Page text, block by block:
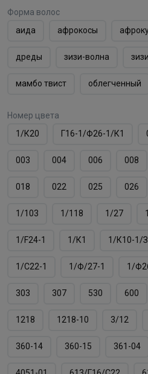
Форма волос
аида
афрокосы
дреды зизи-волна
мамбо твист облегченный
Номер цвета
1/К20
Г16-1/Ф26-1/К1
003 004 006 008
018 022 025 026
1/103 1/118 1/27
1/F24-1 1/К1 1/К10-1/
1/С22-1 1/Ф/27-1 1/
303 307 530 600
1218 1218-10 3/12
360-14 360-15 361-04